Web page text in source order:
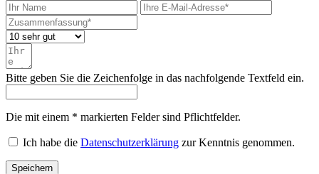
Bitte geben Sie die Zeichenfolge in das nachfolgende Textfeld ein.
Die mit einem * markierten Felder sind Pflichtfelder.
Ich habe die Datenschutzerklärung zur Kenntnis genommen.
Speichern